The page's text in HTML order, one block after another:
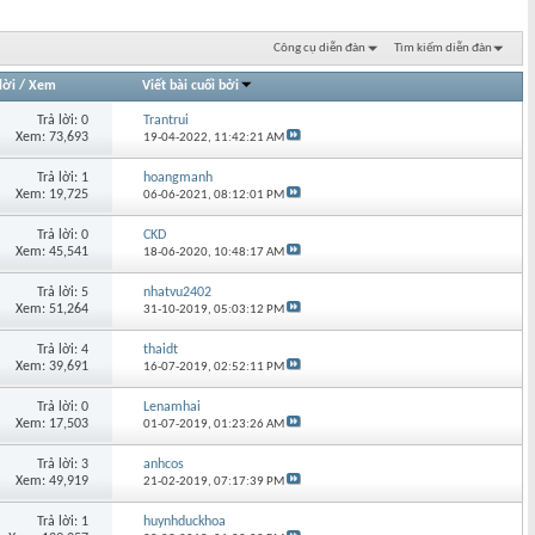
Công cụ diễn đàn Tìm kiếm diễn đàn
/ Xem Viết bài cuối bởi
Trả lời: 0
Xem: 73,693
Trantrui
19-04-2022, 11:42:21 AM
Trả lời: 1
Xem: 19,725
hoangmanh
06-06-2021,08:12:01 PM
Trả lời: 0
Xem: 45,541
CKD
18-06-2020, 10:48:17 AM
Trả lời: 5
Xem: 51,264
nhatvu2402
31-10-2019,05:03:12 PM
Trả lời: 4
Xem: 39,691
thaidt
16-07-2019,02:52:11 PM
Trả lời: 0
Xem: 17,503
Lenamhai
01-07-2019,01:23:26 AM
Trả lời: 3
Xem: 49,919
anhcos
21-02-2019,07:17:39 PM
Trả lời: 1
huynhduckhoa